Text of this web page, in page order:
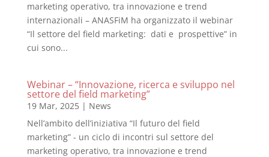
marketing operativo, tra innovazione e trend
internazionali – ANASFiM ha organizzato il webinar
“Il settore del field marketing: dati e prospettive” in
cui sono...
Webinar – “Innovazione, ricerca e sviluppo nel
settore del field marketing”
19 Mar, 2025| News
Nell’ambito dell’iniziativa “Il futuro del field
marketing” - un ciclo di incontri sul settore del
marketing operativo, tra innovazione e trend